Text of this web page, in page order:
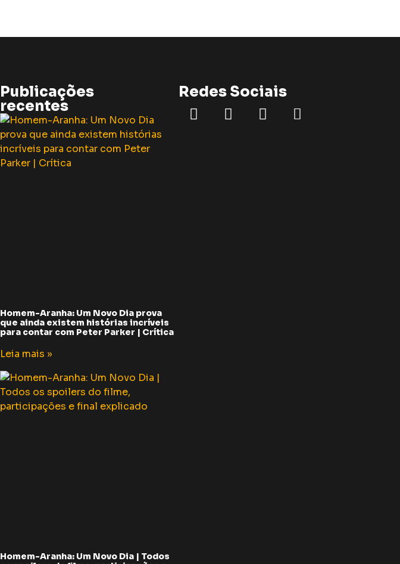
Publicações
recentes
Homem-Aranha: Um Novo Dia prova
que ainda existem histórias incríveis
para contar com Peter Parker | Crítica
Leia mais »
Homem-Aranha: Um Novo Dia | Todos
Redes Sociais